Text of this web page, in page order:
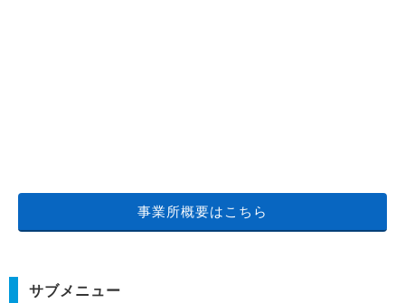
事業所概要はこちら
サブメニュー